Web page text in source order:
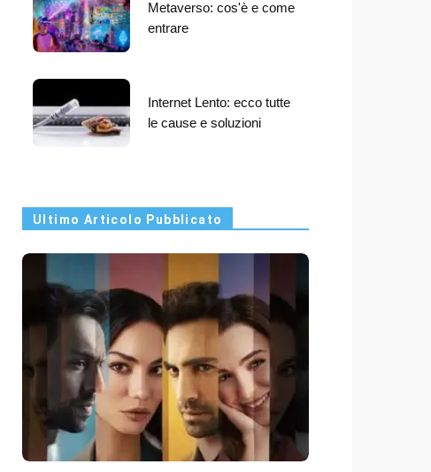
Metaverso: cos'è e come
entrare
Internet Lento: ecco tutte
le cause e soluzioni
Ultimo Articolo Pubblicato